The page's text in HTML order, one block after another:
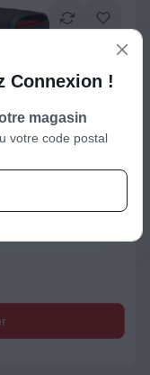
Connexion !
magasin
votre code postal